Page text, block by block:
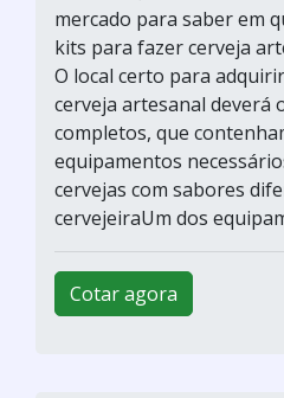
mercado para saber em
kits para fazer cerveja
O local certo para
cerveja artesanal deverá
completos, que
equipamentos
cervejas com sabores
cervejeiraUm dos
Cotar agora